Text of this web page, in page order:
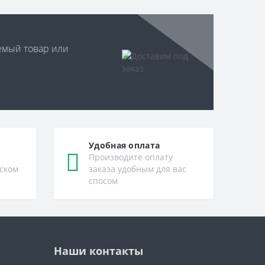
товар или
Удобная оплата
Производите оплату
заказа удобным для вас
спосом
Наши контакты